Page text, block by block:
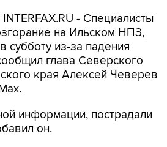
- Специалисты
на Ильском НПЗ,
субботу из-за падения
глава Северского
края Алексей Чеверев
информации, пострадали
он.